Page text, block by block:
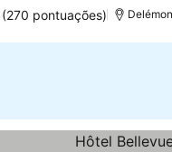
(270 pontuações)